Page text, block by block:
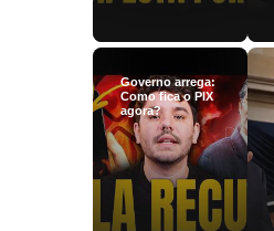
Governo arrega:
Como fica o PIX
agora?